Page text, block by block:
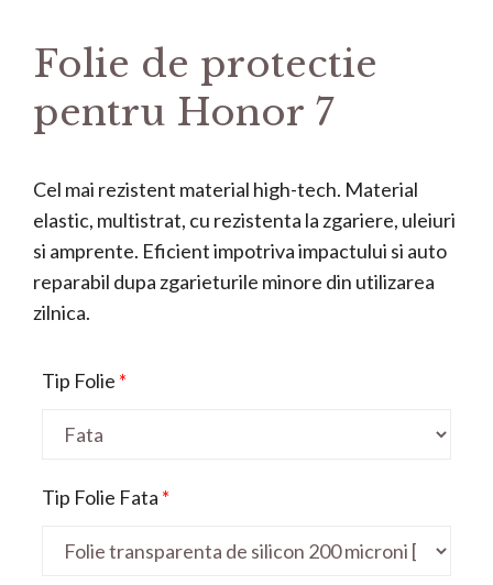
Folie de protectie
pentru Honor 7
Cel mai rezistent material high-tech. Material
elastic, multistrat, cu rezistenta la zgariere, uleiuri
si amprente. Eficient impotriva impactului si auto
reparabil dupa zgarieturile minore din utilizarea
zilnica.
Tip Folie *
Tip Folie Fata *